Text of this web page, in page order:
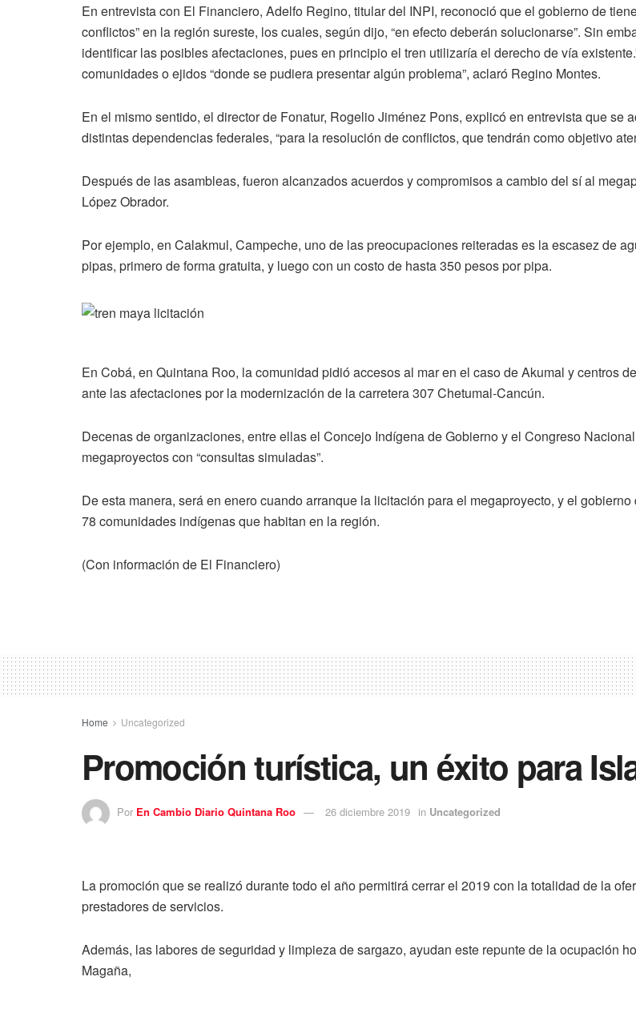
En entrevista con El Financiero, Adelfo Regino, titular del INPI, reconoció que el gobierno de
conflictos” en la región sureste, los cuales, según dijo, “en efecto deberán solucionarse”. Sin
identificar las posibles afectaciones, pues en principio el tren utilizaría el derecho de vía
comunidades o ejidos “donde se pudiera presentar algún problema”, aclaró Regino Montes.
En el mismo sentido, el director de Fonatur, Rogelio Jiménez Pons, explicó en entrevista que se
distintas dependencias federales, “para la resolución de conflictos, que tendrán como objetivo
Después de las asambleas, fueron alcanzados acuerdos y compromisos a cambio del sí al
López Obrador.
Por ejemplo, en Calakmul, Campeche, uno de las preocupaciones reiteradas es la escasez de
pipas, primero de forma gratuita, y luego con un costo de hasta 350 pesos por pipa.
En Cobá, en Quintana Roo, la comunidad pidió accesos al mar en el caso de Akumal y centros
ante las afectaciones por la modernización de la carretera 307 Chetumal-Cancún.
Decenas de organizaciones, entre ellas el Concejo Indígena de Gobierno y el Congreso
megaproyectos con “consultas simuladas”.
De esta manera, será en enero cuando arranque la licitación para el megaproyecto, y el
78 comunidades indígenas que habitan en la región.
(Con información de El Financiero)
Home Uncategorized
Promoción turística, un éxito para
Por En Cambio Diario Quintana Roo 26 diciembre 2019 in Uncategorized
La promoción que se realizó durante todo el año permitirá cerrar el 2019 con la totalidad de la
prestadores de servicios.
Además, las labores de seguridad y limpieza de sargazo, ayudan este repunte de la ocupación
Magaña,